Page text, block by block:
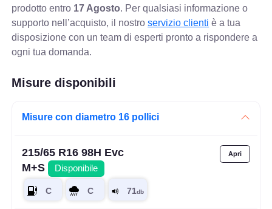
prodotto entro 17 Agosto. Per qualsiasi informazione o
supporto nell’acquisto, il nostroservizio clienti è a tua
disposizione con un team di esperti pronto a rispondere a
ogni tua domanda.
Misure disponibili
Misure con diametro 16 pollici
215/65 R16 98H Evc
M+S
Disponibile